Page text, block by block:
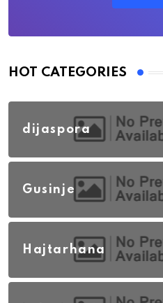
HOT CATEGORIES
dijaspora
Gusinje
Hajtarhana